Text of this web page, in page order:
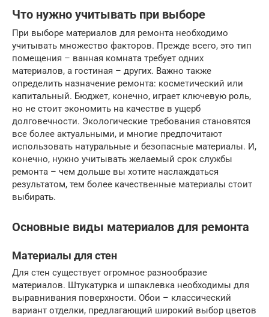
Что нужно учитывать при выборе
При выборе материалов для ремонта необходимо
учитывать множество факторов. Прежде всего, это тип
помещения – ванная комната требует одних
материалов, а гостиная – других. Важно также
определить назначение ремонта: косметический или
капитальный. Бюджет, конечно, играет ключевую роль,
но не стоит экономить на качестве в ущерб
долговечности. Экологические требования становятся
все более актуальными, и многие предпочитают
использовать натуральные и безопасные материалы. И,
конечно, нужно учитывать желаемый срок службы
ремонта – чем дольше вы хотите наслаждаться
результатом, тем более качественные материалы стоит
выбирать.
Основные виды материалов для ремонта
Материалы для стен
Для стен существует огромное разнообразие
материалов. Штукатурка и шпаклевка необходимы для
выравнивания поверхности. Обои – классический
вариант отделки, предлагающий широкий выбор цветов